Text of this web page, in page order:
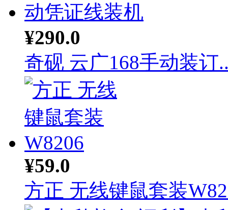
¥290.0
奇砚 云广168手动装订
¥59.0
方正 无线键鼠套装